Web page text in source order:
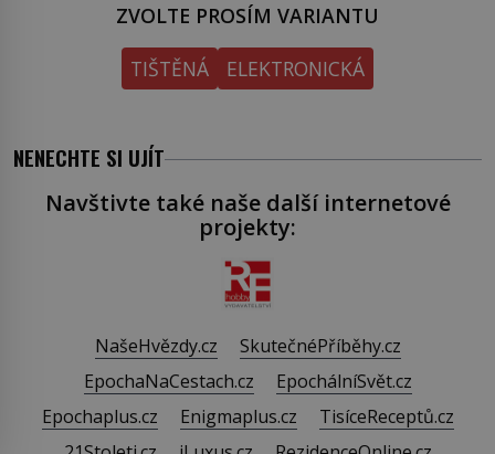
ZVOLTE PROSÍM VARIANTU
TIŠTĚNÁ
ELEKTRONICKÁ
NENECHTE SI UJÍT
Navštivte také naše další internetové
projekty:
NašeHvězdy.cz
SkutečnéPříběhy.cz
EpochaNaCestach.cz
EpochálníSvět.cz
Epochaplus.cz
Enigmaplus.cz
TisíceReceptů.cz